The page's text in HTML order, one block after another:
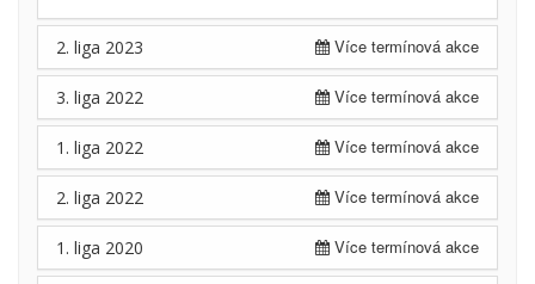
Více termínová akce
2. liga 2023
Více termínová akce
3. liga 2022
Více termínová akce
1. liga 2022
Více termínová akce
2. liga 2022
Více termínová akce
1. liga 2020